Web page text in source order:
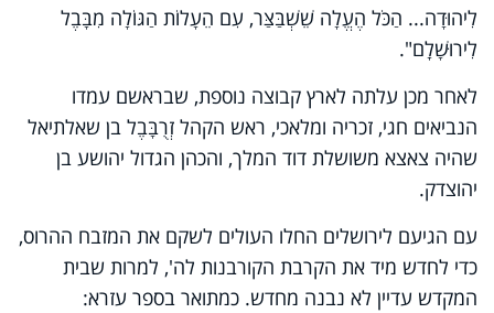
לִיהוּדָה... הַכֹּל הֶעֱלָה שֵׁשְׁבַּצַּר, עִם הֵעָלוֹת הַגּוֹלָה מִבָּבֶל
לִירוּשָׁלִָם".
לאחר מכן עלתה לארץ קבוצה נוספת, שבראשם עמדו
הנביאים חגי, זכריה ומלאכי, ראש הקהל זְרֻבָּבֶל בן שאלתיאל
שהיה צאצא משושלת דוד המלך, והכהן הגדול יהושע בן
יהוצדק.
עם הגיעם לירושלים החלו העולים לשקם את המזבח ההרוס,
כדי לחדש מיד את הקרבת הקורבנות לה', למרות שבית
המקדש עדיין לא נבנה מחדש. כמתואר בספר עזרא: